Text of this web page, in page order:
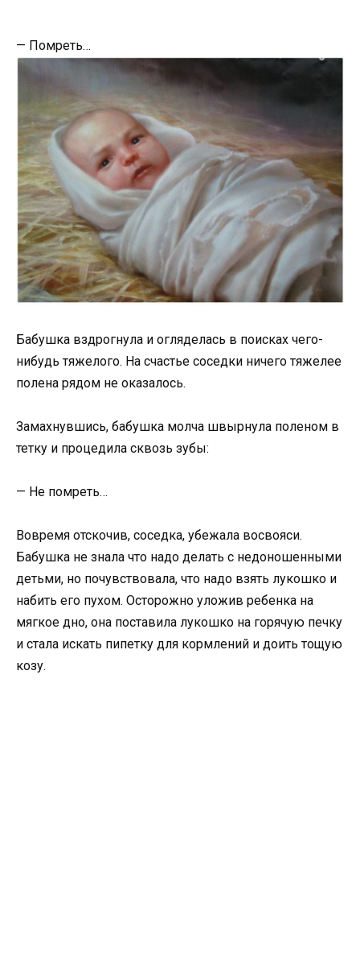
— Помреть…
Бабушка вздрогнула и огляделась в поисках чего-
нибудь тяжелого. На счастье соседки ничего тяжелее
полена рядом не оказалось.
Замахнувшись, бабушка молча швырнула поленом в
тетку и процедила сквозь зубы:
— Не помреть…
Вовремя отскочив, соседка, убежала восвояси.
Бабушка не знала что надо делать с недоношенными
детьми, но почувствовала, что надо взять лукошко и
набить его пухом. Осторожно уложив ребенка на
мягкое дно, она поставила лукошко на горячую печку
и стала искать пипетку для кормлений и доить тощую
козу.